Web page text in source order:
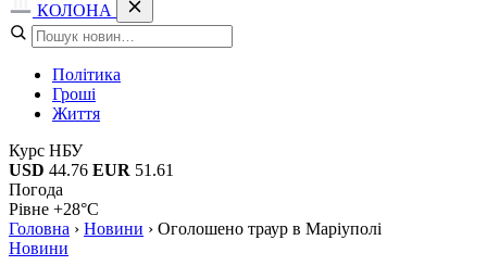
КОЛОНА
Політика
Гроші
Життя
Курс НБУ
USD 44.76 EUR 51.61
Погода
Рівне +28°C
Головна › Новини › Оголошено траур в Маріуполі
Новини